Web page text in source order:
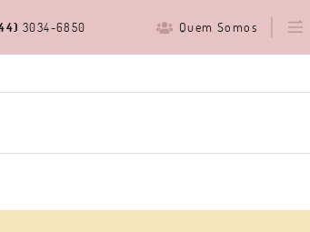
3034-6850 Quem Somos